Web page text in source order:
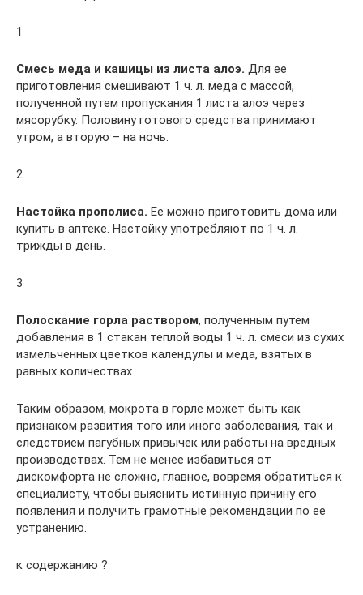
1
Смесь меда и кашицы из листа алоэ. Для ее
приготовления смешивают 1 ч. л. меда с массой,
полученной путем пропускания 1 листа алоэ через
мясорубку. Половину готового средства принимают
утром, а вторую – на ночь.
2
Настойка прополиса. Ее можно приготовить дома или
купить в аптеке. Настойку употребляют по 1 ч. л.
трижды в день.
3
Полоскание горла раствором, полученным путем
добавления в 1 стакан теплой воды 1 ч. л. смеси из сухих
измельченных цветков календулы и меда, взятых в
равных количествах.
Таким образом, мокрота в горле может быть как
признаком развития того или иного заболевания, так и
следствием пагубных привычек или работы на вредных
производствах. Тем не менее избавиться от
дискомфорта не сложно, главное, вовремя обратиться к
специалисту, чтобы выяснить истинную причину его
появления и получить грамотные рекомендации по ее
устранению.
к содержанию ?